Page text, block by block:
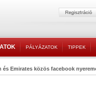
PÁLYÁZATOK TIPPEK
és Emirates közös facebook